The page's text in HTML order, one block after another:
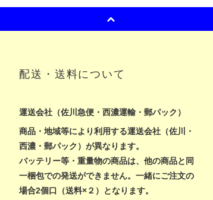
配送・送料について
運送会社（佐川急便・西濃運輸・郵パック）
商品・地域等により利用する運送会社（佐川・
西濃・郵パック）が異なります。
バッテリー等・重量物の商品は、他の商品と同
一梱包での発送ができません。一緒にご注文の
場合2個口（送料×２）となります。